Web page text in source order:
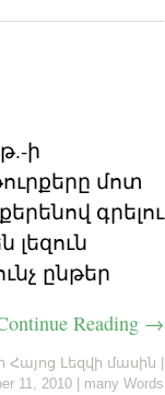
ի
մոտ
գրելու
ընթեր
Reading →
Հայոց Լեզվի մասին
11, 2010
many Words